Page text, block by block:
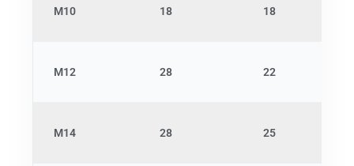
M10 18 18
M12 28 22
M14 28 25